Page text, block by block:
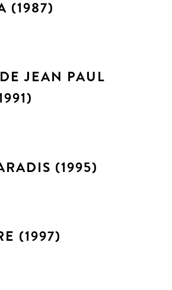
(1987)
JEAN PAUL
(1995)
(1997)